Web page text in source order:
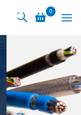
0